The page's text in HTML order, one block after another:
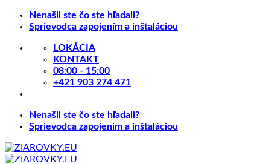
Skip
Nenašli ste čo ste hľadali?
Sprievodca zapojením a inštaláciou
LOKÁCIA
KONTAKT
08:00 - 15:00
+421 903 274 471
Nenašli ste čo ste hľadali?
Sprievodca zapojením a inštaláciou